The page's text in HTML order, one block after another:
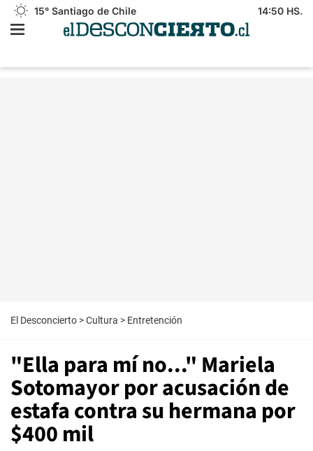
15° Santiago de Chile 14:50 HS.
El Desconcierto >Cultura > Entretención
"Ella para mí no..." Mariela
Sotomayor por acusación de
estafa contra su hermana por
$400 mil